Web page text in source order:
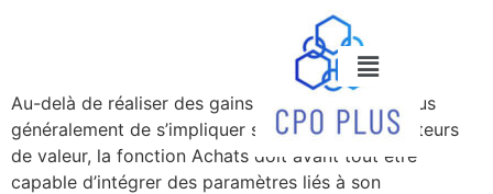
Au-delà de réaliser des gains économiques, et plus
généralement de s’impliquer sur des projets créateurs
de valeur, la fonction Achats doit avant tout être
capable d’intégrer des paramètres liés à son